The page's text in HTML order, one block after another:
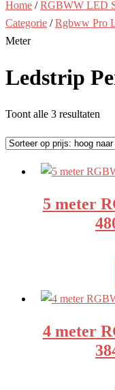
Home /RGBWW LED
Categorie /Rgbww Pro
Meter
Ledstrip
Toont alle 3 resultaten
5 meter
4 meter